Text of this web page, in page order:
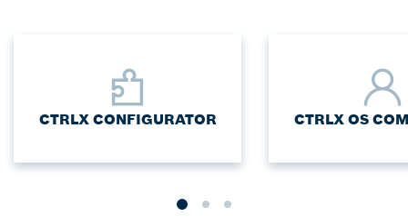
CTRLX CONFIGURATOR CTRLX OS